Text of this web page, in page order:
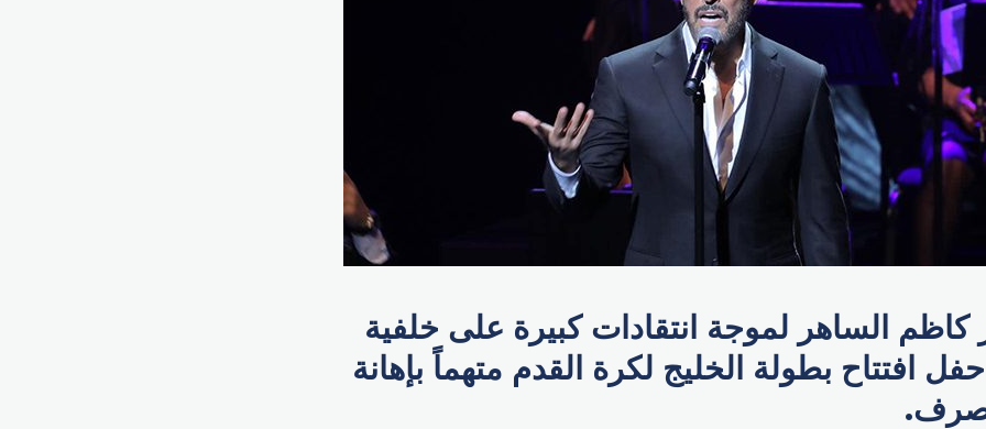
الساهر لموجة انتقادات كبيرة على خلفية
افتتاح بطولة الخليج لكرة القدم متهماً بإهانة